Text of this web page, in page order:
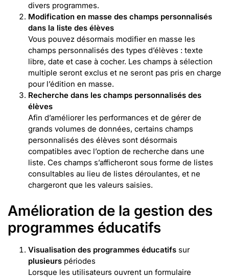
divers programmes.
Modification en masse des champs personnalisés
dans la liste des élèves
Vous pouvez désormais modifier en masse les
champs personnalisés des types d’élèves : texte
libre, date et case à cocher. Les champs à sélection
multiple seront exclus et ne seront pas pris en charge
pour l’édition en masse.
Recherche dans les champs personnalisés des
élèves
Afin d’améliorer les performances et de gérer de
grands volumes de données, certains champs
personnalisés des élèves sont désormais
compatibles avec l’option de recherche dans une
liste. Ces champs s’afficheront sous forme de listes
consultables au lieu de listes déroulantes, et ne
chargeront que les valeurs saisies.
Amélioration de la gestion des
programmes éducatifs
Visualisation des programmes éducatifs sur
plusieurs périodes
Lorsque les utilisateurs ouvrent un formulaire